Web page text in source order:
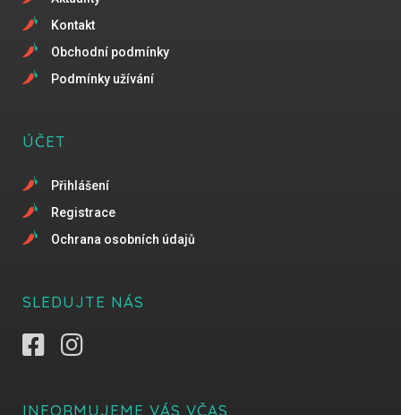
Kontakt
Obchodní podmínky
Podmínky užívání
ÚČET
Přihlášení
Registrace
Ochrana osobních údajů
SLEDUJTE NÁS
INFORMUJEME VÁS VČAS